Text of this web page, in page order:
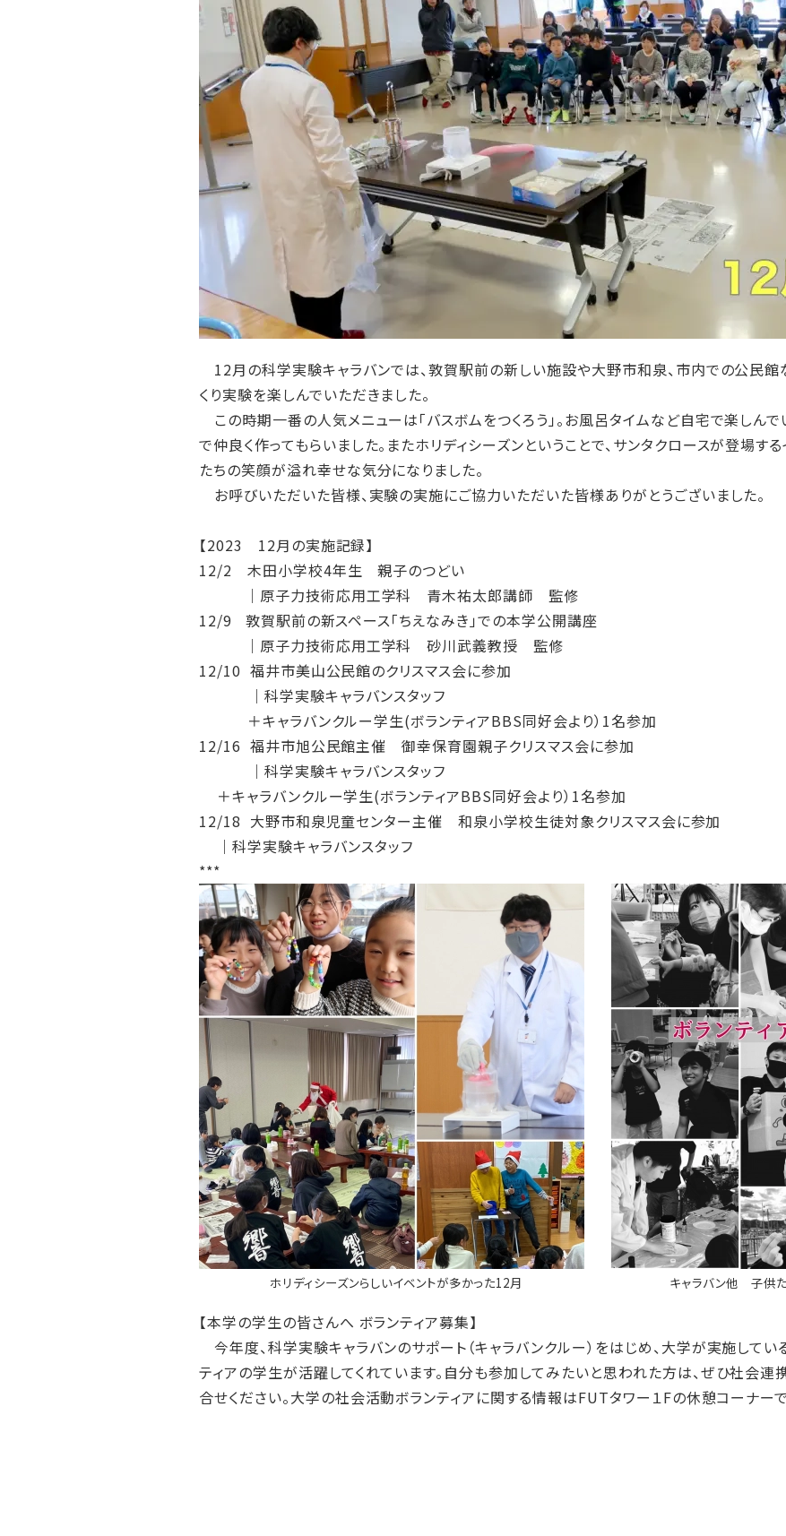
12月の科学実験キャラバンでは、敦賀駅前の新しい施設や大野市和泉、市内での公民館
くり実験を楽しんでいただきました。
この時期一番の人気メニューは「バスボムをつくろう」。お風呂タイムなど自宅で楽しん
で仲良く作ってもらいました。またホリディシーズンということで、サンタクロースが登場す
たちの笑顔が溢れ幸せな気分になりました。
お呼びいただいた皆様、実験の実施にご協力いただいた皆様ありがとうございました。
【2023 12月の実施記録】
12/2 木田小学校4年生 親子のつどい
｜原子力技術応用工学科 青木祐太郎講師 監修
12/9 敦賀駅前の新スペース「ちえなみき」での本学公開講座
｜原子力技術応用工学科 砂川武義教授 監修
12/10 福井市美山公民館のクリスマス会に参加
｜科学実験キャラバンスタッフ
＋キャラバンクルー学生(ボランティアBBS同好会より）1名参加
12/16 福井市旭公民館主催 御幸保育園親子クリスマス会に参加
｜科学実験キャラバンスタッフ
＋キャラバンクルー学生(ボランティアBBS同好会より）1名参加
12/18 大野市和泉児童センター主催 和泉小学校生徒対象クリスマス会に参加
｜科学実験キャラバンスタッフ
***
ホリディシーズンらしいイベントが多かった12月 キャラバン他 子供た
【本学の学生の皆さんへ ボランティア募集】
今年度、科学実験キャラバンのサポート（キャラバンクルー）をはじめ、大学が実施して
ティアの学生が活躍してくれています。自分も参加してみたいと思われた方は、ぜひ社会
合せください。大学の社会活動ボランティアに関する情報はFUTタワー１Fの休憩コーナー